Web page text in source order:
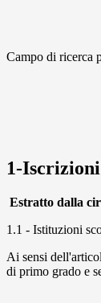
Campo di ricerca
1-
Estratto dalla
1.1 - Istituzioni
Ai sensi
di primo grado e